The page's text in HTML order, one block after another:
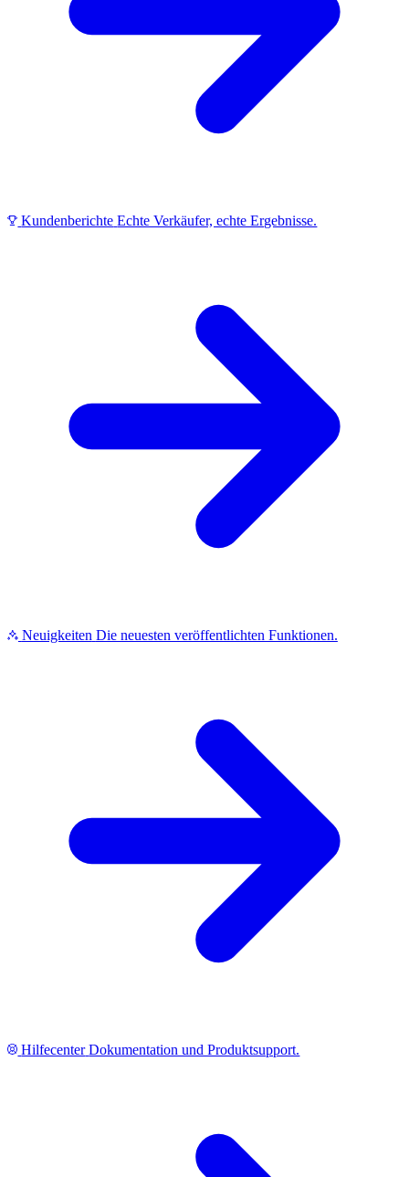
Kundenberichte Echte Verkäufer, echte Ergebnisse.
Neuigkeiten Die neuesten veröffentlichten Funktionen.
Hilfecenter Dokumentation und Produktsupport.